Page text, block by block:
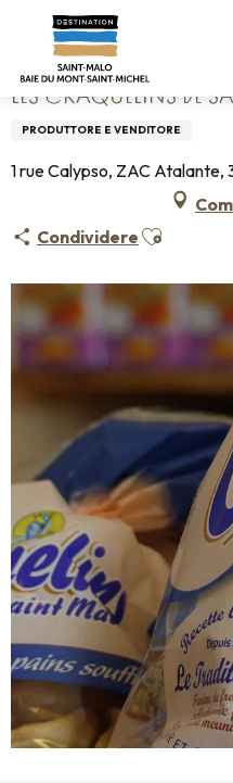
contenu
principal
Home Les Craquelins
LES CRAQUELINS DE
PRODUTTORE E VENDITORE
1 rue Calypso, ZAC Atalante,
Condividere Ajouter aux